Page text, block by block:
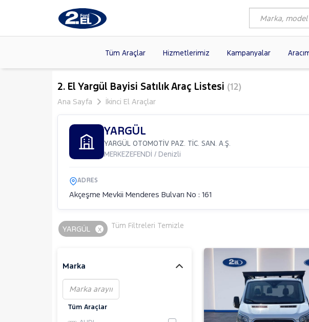
Tüm Araçlar Hizmetlerimiz Kampanyalar
Markalar >
Modeller
FORD(894)
CITROEN(22)
SKODA(10)
2. El Yargül Bayisi Satılık Araç Listesi (12)
Ana Sayfa
İkinci El Araçlar
YARGÜL
YARGÜL OTOMOTİV PAZ. TİC. SAN. A.Ş.
MERKEZEFENDİ / Denizli
ADRES
Akçeşme Mevkii Menderes Bulvarı No : 161
Tüm Filtreleri Temizle
YARGÜL x
Marka
Tüm Araçlar